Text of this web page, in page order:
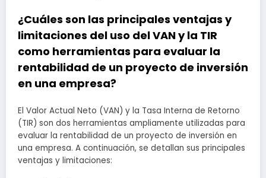
¿Cuáles son las principales ventajas y
limitaciones del uso del VAN y la TIR
como herramientas para evaluar la
rentabilidad de un proyecto de inversión
en una empresa?
El Valor Actual Neto (VAN) y la Tasa Interna de Retorno
(TIR) son dos herramientas ampliamente utilizadas para
evaluar la rentabilidad de un proyecto de inversión en
una empresa. A continuación, se detallan sus principales
ventajas y limitaciones: